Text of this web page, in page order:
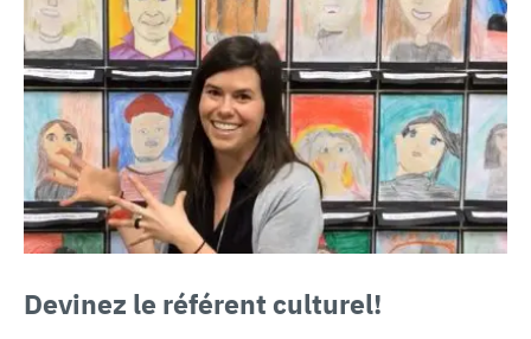
Devinez le référent culturel!